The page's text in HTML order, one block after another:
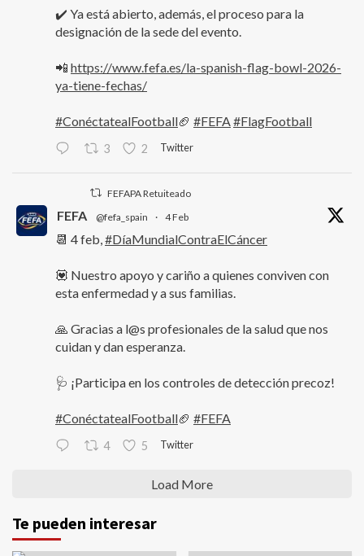
✔️ Ya está abierto, además, el proceso para la
designación de la sede del evento.
📲 https://www.fefa.es/la-spanish-flag-bowl-2026-
ya-tiene-fechas/
#ConéctatealFootball🏈 #FEFA#FlagFootball
3 2 Twitter
FEFAPA Retuiteado
FEFA @fefa_spain · 4 Feb
📆 4 feb,#DíaMundialContraElCáncer
💟 Nuestro apoyo y cariño a quienes conviven con
esta enfermedad y a sus familias.
🙏 Gracias a l@s profesionales de la salud que nos
cuidan y dan esperanza.
🩺 ¡Participa en los controles de detección precoz!
#ConéctatealFootball🏈 #FEFA
4 5 Twitter
Load More
Te pueden interesar